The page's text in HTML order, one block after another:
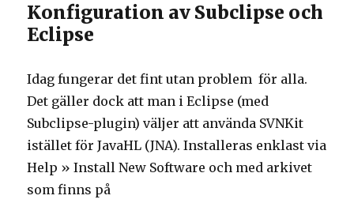
Konfiguration av Subclipse och
Eclipse
Idag fungerar det fint utan problem för alla.
Det gäller dock att man i Eclipse (med
Subclipse-plugin) väljer att använda SVNKit
istället för JavaHL (JNA). Installeras enklast via
Help » Install New Software och med arkivet
som finns på